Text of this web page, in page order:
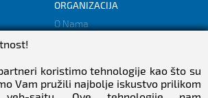
ORGANIZACIJA
O Nama
Politika privatnosti
koristimo tehnologije kao što su
Vam pružili najbolje iskustvo prilikom